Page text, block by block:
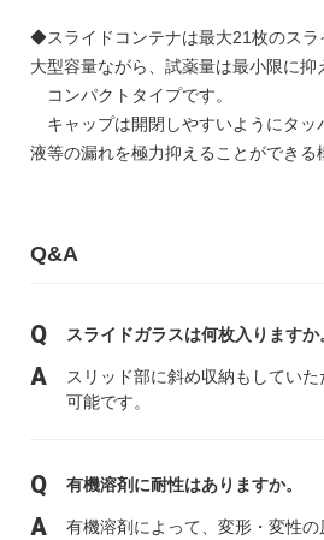
◆スライドコンテナは最大21枚のスラ
大型容量ながら、試薬量は最小限に
コンパクトタイプです。
キャップは開閉しやすいようにタッ
液等の漏れを極力抑えることができる
Q&A
スライドガラスは何枚入りますか
スリッド部に斜め収納もしてい
可能です。
有機溶剤に耐性はありますか。
有機溶剤によって、変形・変性